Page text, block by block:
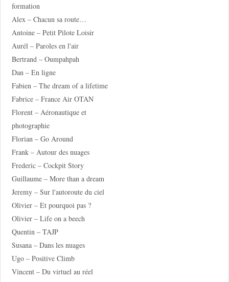
formation
Alex – Chacun sa route…
Antoine – Petit Pilote Loisir
Aurél – Paroles en l'air
Bertrand – Oumpahpah
Dan – En ligne
Fabien – The dream of a lifetime
Fabrice – France Air OTAN
Florent – Aéronautique et
photographie
Florian – Go Around
Frank – Autour des nuages
Frederic – Cockpit Story
Guillaume – More than a dream
Jeremy – Sur l'autoroute du ciel
Olivier – Et pourquoi pas ?
Olivier – Life on a beech
Quentin – TAJP
Susana – Dans les nuages
Ugo – Positive Climb
Vincent – Du virtuel au réel